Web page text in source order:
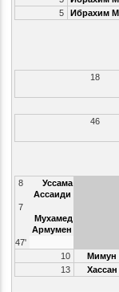
5
Ибрахим
18
46
8
Уссама
Ассаиди
7
Мухамед
Армумен
47'
10
Мимун
13